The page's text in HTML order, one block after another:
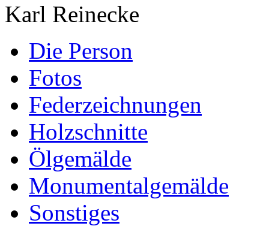
Karl Reinecke
Die Person
Fotos
Federzeichnungen
Holzschnitte
Ölgemälde
Monumentalgemälde
Sonstiges